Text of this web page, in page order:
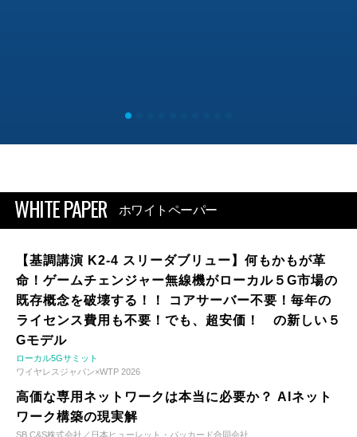
WHITE PAPER ホワイトペーパー
【基調講演 K2-4 スリーダブリュー】何もかもが革
命！ゲームチェンジャー無線機がローカル５G市場の
既存概念を破壊する！！ コアサーバー不要！毎年の
ライセンス費用も不要！でも、超安価！ の新しい５
Gモデル
ローカル5Gサミット
ワイヤレスジャパン×WTP 2026
高価な専用ネットワークは本当に必要か？ AIネット
ワーク構築の現実解
SB C&S株式会社／日本ヒューレット・パッカード合同会社